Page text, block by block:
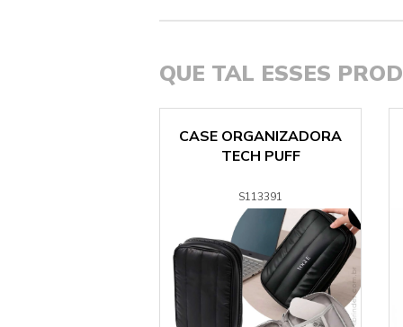
QUE TAL ESSES
CASE ORGANIZADORA
TECH PUFF
S113391